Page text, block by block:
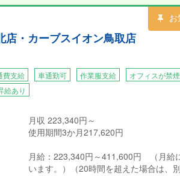
のは、株式会社マイルド。当社では、日々
ます。
と元気になれる、そんなやりがいたっぷりの
店・カーブスイオン鳥取店
費支給 車通勤可 作業服支給 オフィスが禁煙
給あり
月収 223,340円～
使用期間3か月217,620円
月給：223,340円～411,600円 （月給
います。）（20時間を超えた場合は、